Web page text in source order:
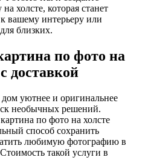
холсте, которая станет
вашему интерьеру или
близких.
по фото на
доставкой
уютнее и оригинальнее
необычных решений.
по фото на холсте
способ сохранить
любимую фотографию в
такой услуги в